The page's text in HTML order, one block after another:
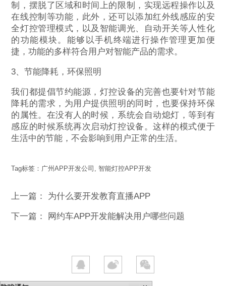
制，摆脱了区域和时间上的限制，实现远程操作以及
在线控制等功能，此外，还可以添加红外线感应的安
全灯控管理模式，以及智能调光、自动开关等人性化
的功能模块。能够以手机终端进行操作管理更加便
捷，功能的多样符合用户对智能产品的需求。
3、节能降耗，环保照明
我们都提倡节约能源，灯控设备的完善也要针对节能
降耗的需求，为用户提供照明的同时，也要保持环保
的属性。在没有人的时候，系统会自动熄灯，等到有
感应的时候系统再次启动灯控设备。这样的模式便于
生活中的节能，不会影响到用户正常的生活。
Tag标签： 广州APP开发公司 , 智能灯控APP开发
上一篇： 为什么要开发教育直播APP
下一篇： 网约车APP开发能解决用户哪些问题